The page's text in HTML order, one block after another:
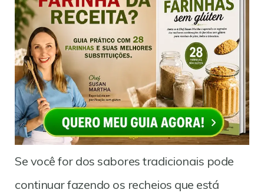
Se você for dos sabores tradicionais pode
continuar fazendo os recheios que está